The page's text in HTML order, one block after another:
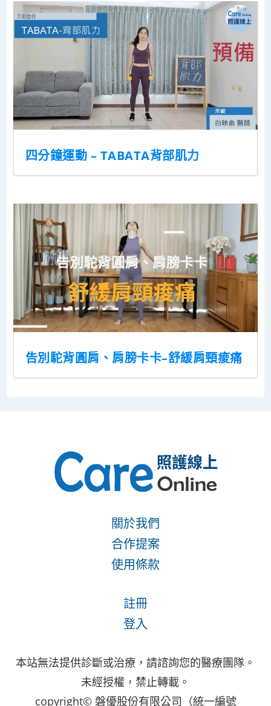
四分鐘運動 – TABATA背部肌力
告別駝背圓肩、肩膀卡卡–舒緩肩頸痠痛
關於我們
合作提案
使用條款
註冊
登入
本站無法提供診斷或治療，請諮詢您的醫療團隊。
未經授權，禁止轉載。
copyright© 磐優股份有限公司（統一編號